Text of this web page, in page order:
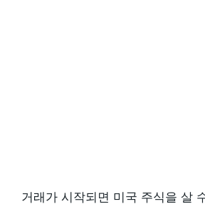
거래가 시작되면 미국 주식을 살